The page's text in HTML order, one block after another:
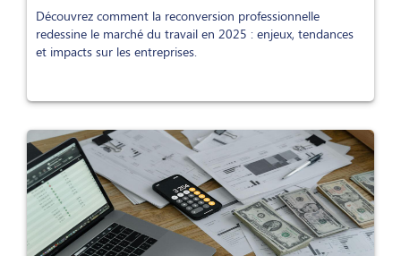
Découvrez comment la reconversion professionnelle
redessine le marché du travail en 2025 : enjeux, tendances
et impacts sur les entreprises.